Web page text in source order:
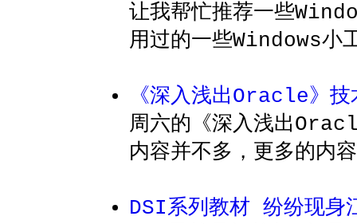
让我帮忙推荐一些
用过的一些Windows小
《深入浅出Oracle》技
周六的《深入浅出
内容并不多，更多的内
DSI系列教材 纷纷现身